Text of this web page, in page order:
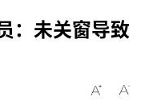
：未关窗导致